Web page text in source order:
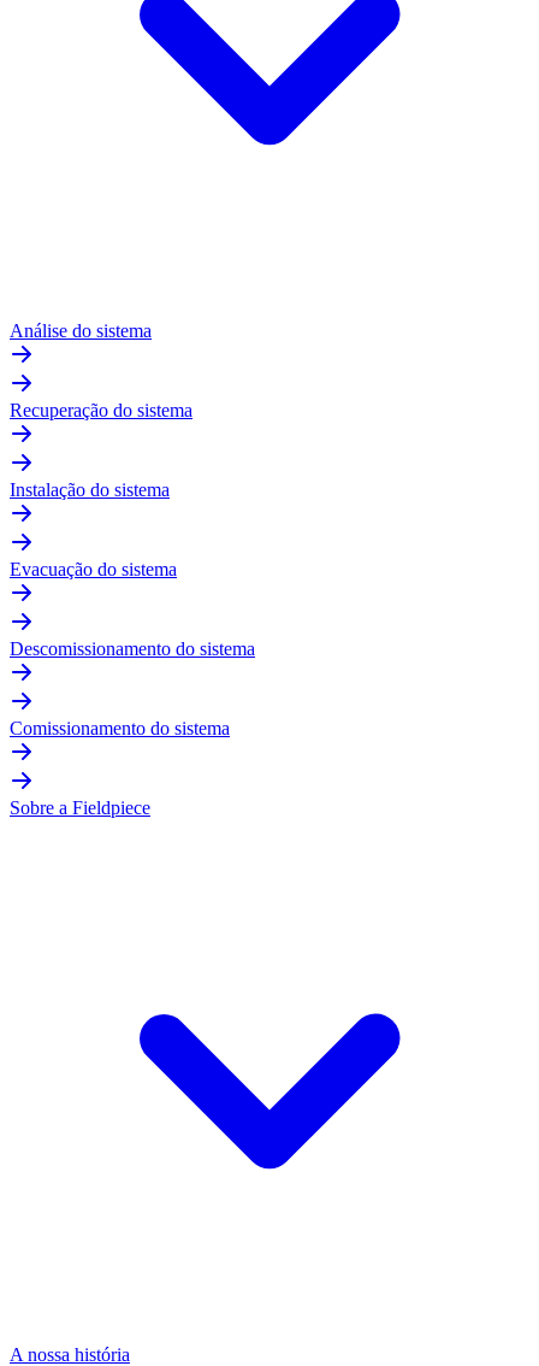
Análise do sistema
Recuperação do sistema
Instalação do sistema
Evacuação do sistema
Descomissionamento do sistema
Comissionamento do sistema
Sobre a Fieldpiece
A nossa história